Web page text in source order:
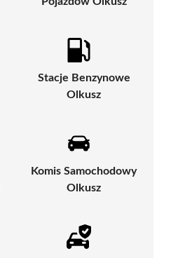
Stacje Benzynowe
Olkusz
Komis Samochodowy
Olkusz